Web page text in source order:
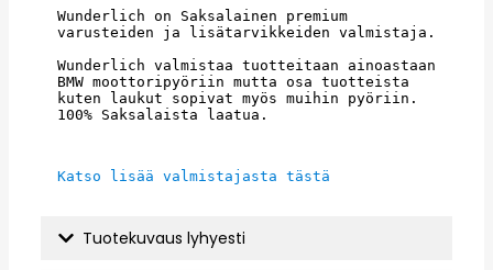
Wunderlich on Saksalainen premium
varusteiden ja lisätarvikkeiden valmistaja.
Wunderlich valmistaa tuotteitaan ainoastaan
BMW moottoripyöriin mutta osa tuotteista
kuten laukut sopivat myös muihin pyöriin.
100% Saksalaista laatua.
Katso lisää valmistajasta tästä
Tuotekuvaus lyhyesti